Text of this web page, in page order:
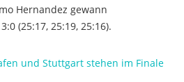
Hernandez gewann
(25:17, 25:19, 25:16).
und Stuttgart stehen im Finale